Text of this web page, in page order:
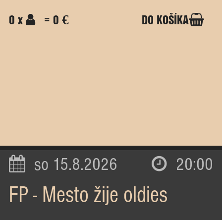
0 x = 0 € DO KOŠÍKA
so 15.8.2026 20:00
FP - Mesto žije oldies